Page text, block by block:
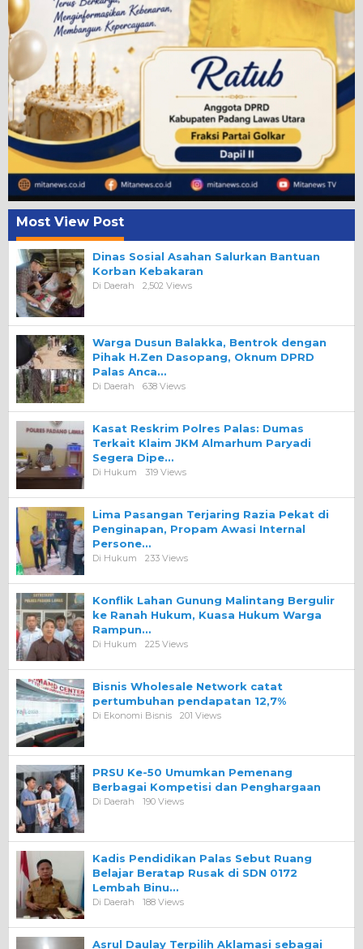
Most View Post
Dinas Sosial Asahan Salurkan Bantuan
Korban Kebakaran
Di Daerah 2,502 Views
Warga Dusun Balakka, Bentrok dengan
Pihak H.Zen Dasopang, Oknum DPRD
Palas Anca…
Di Daerah 638 Views
Kasat Reskrim Polres Palas: Dumas
Terkait Klaim JKM Almarhum Paryadi
Segera Dipe…
Di Hukum 319 Views
Lima Pasangan Terjaring Razia Pekat di
Penginapan, Propam Awasi Internal
Persone…
Di Hukum 233 Views
Konflik Lahan Gunung Malintang Bergulir
ke Ranah Hukum, Kuasa Hukum Warga
Rampun…
Di Hukum 225 Views
Bisnis Wholesale Network catat
pertumbuhan pendapatan 12,7%
Di Ekonomi Bisnis 201 Views
PRSU Ke-50 Umumkan Pemenang
Berbagai Kompetisi dan Penghargaan
Di Daerah 190 Views
Kadis Pendidikan Palas Sebut Ruang
Belajar Beratap Rusak di SDN 0172
Lembah Binu…
Di Daerah 188 Views
Asrul Daulay Terpilih Aklamasi sebagai